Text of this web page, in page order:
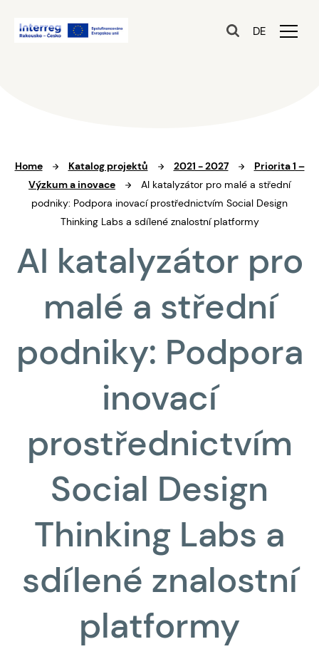
DE
Home Katalog projektů 2021 - 2027
Priorita 1 –
Výzkum a inovace
AI katalyzátor pro malé a střední
podniky: Podpora inovací prostřednictvím Social Design
Thinking Labs a sdílené znalostní platformy
AI katalyzátor pro
malé a střední
podniky: Podpora
inovací
prostřednictvím
Social Design
Thinking Labs a
sdílené znalostní
platformy